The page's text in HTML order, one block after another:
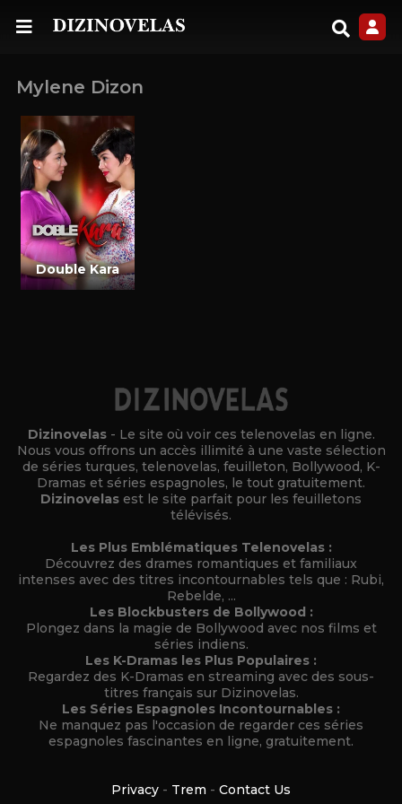
Mylene Dizon
Double Kara
Dizinovelas - Le site où voir ces telenovelas en ligne.
Nous vous offrons un accès illimité à une vaste sélection
de séries turques, telenovelas, feuilleton, Bollywood, K-
Dramas et séries espagnoles, le tout gratuitement.
Dizinovelas est le site parfait pour les feuilletons
télévisés.
Les Plus Emblématiques Telenovelas :
Découvrez des drames romantiques et familiaux
intenses avec des titres incontournables tels que : Rubi,
Rebelde, ...
Les Blockbusters de Bollywood :
Plongez dans la magie de Bollywood avec nos films et
séries indiens.
Les K-Dramas les Plus Populaires :
Regardez des K-Dramas en streaming avec des sous-
titres français sur Dizinovelas.
Les Séries Espagnoles Incontournables :
Ne manquez pas l'occasion de regarder ces séries
espagnoles fascinantes en ligne, gratuitement.
Privacy - Trem - Contact Us